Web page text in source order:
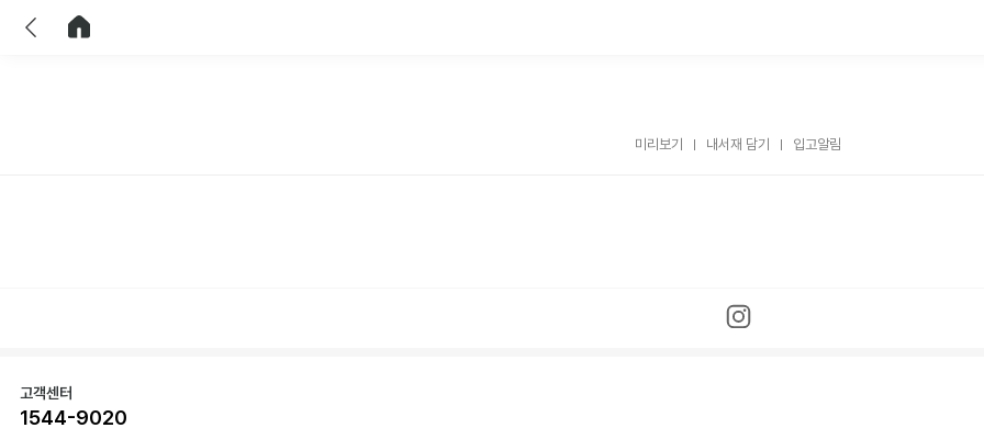
미리보기 내서재 담기 입고알림
고객센터
1544-9020